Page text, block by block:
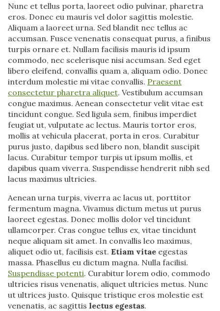
Nunc et tellus porta, laoreet odio pulvinar, pharetra
eros. Donec eu mauris vel dolor sagittis molestie.
Aliquam a laoreet urna. Sed blandit nec tellus ac
accumsan. Fusce venenatis consequat purus, a finibus
turpis ornare et. Nullam facilisis mauris id ipsum
commodo, nec scelerisque nisi accumsan. Sed eget
libero eleifend, convallis quam a, aliquam odio. Donec
interdum molestie mi vitae convallis. Praesent
consectetur pharetra aliquet. Vestibulum accumsan
congue maximus. Aenean consectetur velit vitae est
tincidunt congue. Sed ligula sem, finibus imperdiet
feugiat ut, vulputate ac lectus. Mauris tortor eros,
mollis at vehicula placerat, porta in eros. Curabitur
purus justo, dapibus sed libero non, blandit suscipit
lacus. Curabitur tempor turpis ut ipsum mollis, et
dapibus quam viverra. Suspendisse hendrerit nibh sed
lacus maximus ultricies.
Aenean urna turpis, viverra ac lacus ut, porttitor
fermentum magna. Vivamus dictum metus ut purus
laoreet egestas. Donec mollis dolor vel tincidunt
ullamcorper. Cras congue tellus ex, vitae tincidunt
neque aliquam sit amet. In convallis leo maximus,
aliquet odio ut, facilisis est. Etiam vitae egestas
massa. Phasellus eu dictum magna. Nulla facilisi.
Suspendisse potenti. Curabitur lorem odio, commodo
ultricies risus venenatis, aliquet ultricies metus. Nunc
ut ultrices justo. Quisque tristique eros molestie est
venenatis, ac sagittis lectus egestas.